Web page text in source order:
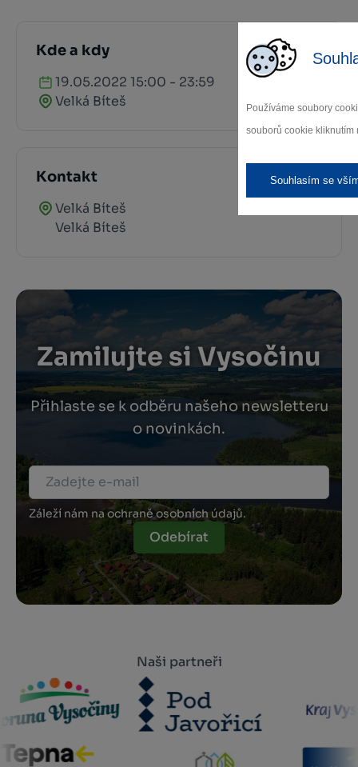
Používáme soubory
souborů cookie kliknutím
Souhlasím se
Kde a kdy
19.05.2022 15:00 - 23:59
Velká Bíteš
Kontakt
Velká Bíteš
Velká Bíteš
Zamilujte si Vysočinu
Přihlaste se k odběru našeho newsletteru
o novinkách.
Záleží nám na ochraně osobních údajů.
Odebírat
Naši partneři